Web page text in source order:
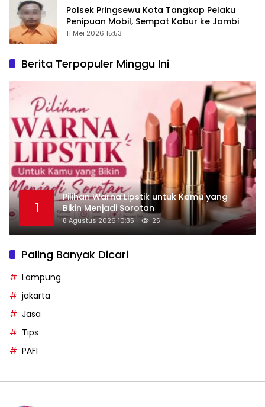
Polsek Pringsewu Kota Tangkap Pelaku
Penipuan Mobil, Sempat Kabur ke Jambi
11 Mei 2026 15:53
Berita Terpopuler Minggu Ini
1
Pilihan Warna Lipstik untuk Kamu yang
Bikin Menjadi Sorotan
8 Agustus 2026 10:35 25
Paling Banyak Dicari
Lampung
jakarta
Jasa
Tips
PAFI